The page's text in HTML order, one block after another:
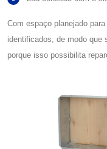
Com espaço planejado
identificados, de modo que
porque isso possibilita